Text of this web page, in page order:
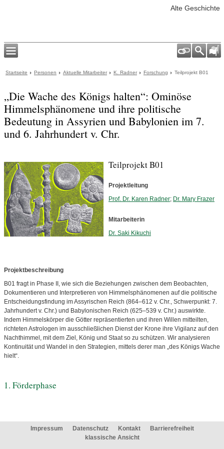
Alte Geschichte
Startseite Personen Aktuelle Mitarbeiter K. Radner Forschung Teilprojekt B01
„Die Wache des Königs halten“: Ominöse
Himmelsphänomene und ihre politische
Bedeutung in Assyrien und Babylonien im 7.
und 6. Jahrhundert v. Chr.
Teilprojekt B01
Projektleitung
Prof. Dr. Karen Radner; Dr. Mary Frazer
Mitarbeiterin
Dr. Saki Kikuchi
Projektbeschreibung
B01 fragt in Phase II, wie sich die Beziehungen zwischen dem Beobachten,
Dokumentieren und Interpretieren von Himmelsphänomenen auf die politische
Entscheidungsfindung im Assyrischen Reich (864–612 v. Chr., Schwerpunkt: 7.
Jahrhundert v. Chr.) und Babylonischen Reich (625–539 v. Chr.) auswirkte.
Indem Himmelskörper die Götter repräsentierten und ihren Willen mitteilten,
richteten Astrologen im ausschließlichen Dienst der Krone ihre Vigilanz auf den
Nachthimmel, mit dem Ziel, König und Staat so zu schützen. Wir analysieren
Kontinuität und Wandel in den Strategien, mittels derer man „des Königs Wache
hielt“.
1. Förderphase
Impressum Datenschutz Kontakt
Barrierefreiheit
klassische Ansicht